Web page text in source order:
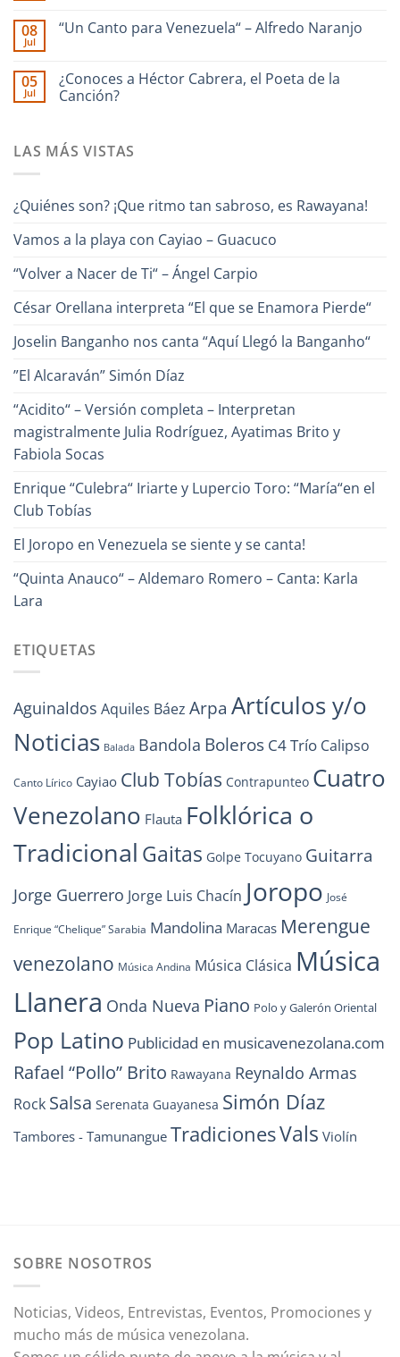
–
Interpreta
🎹
Iriarte
de
Evaristo
Aparicio
comentarios
en
Ronald
Borjas
–
08
Jul
“Un Canto para Venezuela“ – Alfredo Naranjo
comentarios
en
“Un
Canto
Alfredo
05
Jul
¿Conoces a Héctor Cabrera, el Poeta de la
Canción?
en
¿Conoces
el
la
LAS MÁS VISTAS
¿Quiénes son? ¡Que ritmo tan sabroso, es Rawayana!
Vamos a la playa con Cayiao – Guacuco
“Volver a Nacer de Ti“ – Ángel Carpio
César Orellana interpreta “El que se Enamora Pierde“
Joselin Banganho nos canta “Aquí Llegó la Banganho“
”El Alcaraván” Simón Díaz
“Acidito“ – Versión completa – Interpretan
magistralmente Julia Rodríguez, Ayatimas Brito y
Fabiola Socas
Enrique “Culebra“ Iriarte y Lupercio Toro: “María“en el
Club Tobías
El Joropo en Venezuela se siente y se canta!
“Quinta Anauco“ – Aldemaro Romero – Canta: Karla
Lara
ETIQUETAS
Aguinaldos Aquiles Báez Arpa Artículos y/o
Noticias Balada Bandola Boleros C4 Trío Calipso
Canto Lírico Cayiao Club Tobías Contrapunteo Cuatro
Venezolano Flauta Folklórica o
Tradicional Gaitas Golpe Tocuyano Guitarra
Jorge Guerrero Jorge Luis Chacín Joropo José
Enrique “Chelique” Sarabia Mandolina Maracas Merengue
venezolano Música Andina Música Clásica Música
Llanera Onda Nueva Piano Polo y Galerón Oriental
Pop Latino Publicidad en musicavenezolana.com
Rafael “Pollo” Brito Rawayana Reynaldo Armas
Rock Salsa Serenata Guayanesa Simón Díaz
Tambores - Tamunangue TradicionesVals Violín
SOBRE NOSOTROS
Noticias, Videos, Entrevistas, Eventos, Promociones y
mucho más de música venezolana.